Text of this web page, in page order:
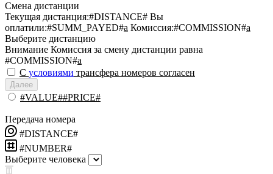
Смена дистанции
Текущая дистанция:#DISTANCE# Вы
оплатили:#SUMM_PAYED#a Комиссия:#COMMISSION#a
Выберите дистанцию
Внимание Комиссия за смену дистанции равна
#COMMISSION#a
С условиями трансфера номеров согласен
Далее
#VALUE##PRICE#
Передача номера
#DISTANCE#
#NUMBER#
Выберите человека